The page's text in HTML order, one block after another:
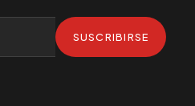
SUSCRIBIRSE